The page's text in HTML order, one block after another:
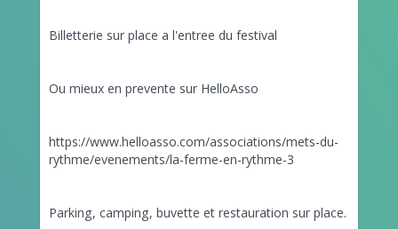
Billetterie sur place a l'entree du festival
Ou mieux en prevente sur HelloAsso
https://www.helloasso.com/associations/mets-du-
rythme/evenements/la-ferme-en-rythme-3
Parking, camping, buvette et restauration sur place.